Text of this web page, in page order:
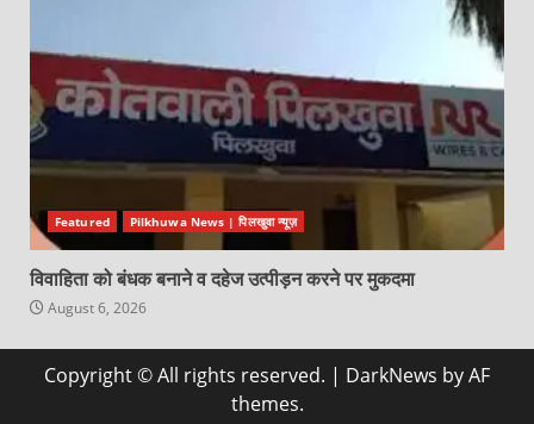
Featured Pilkhuwa News | पिलखुवा न्यूज़
विवाहिता को बंधक बनाने व दहेज उत्पीड़न करने पर मुकदमा
August 6, 2026
Copyright © All rights reserved. | DarkNews by AF
themes.